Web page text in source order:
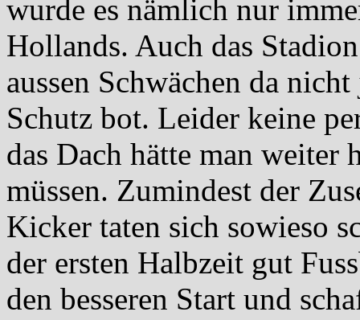
wurde es nämlich nur
Hollands. Auch das
aussen Schwächen da
Schutz bot. Leider keine
das Dach hätte man weiter
müssen. Zumindest der
Kicker taten sich sowieso
der ersten Halbzeit gut
den besseren Start und